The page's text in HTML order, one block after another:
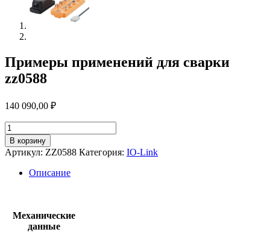
Примеры применений для сварки
zz0588
140 090,00 ₽
Количество
товара
Примеры
применений
сварки
В корзину
Артикул: ZZ0588 Категория: IO-Link
Описание
Механические
данные